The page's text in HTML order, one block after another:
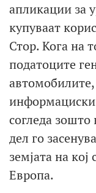
апликации за
купуваат
Стор. Кога на
податоците
информациски
согледа зошто
дел го
земјата на
Европа.